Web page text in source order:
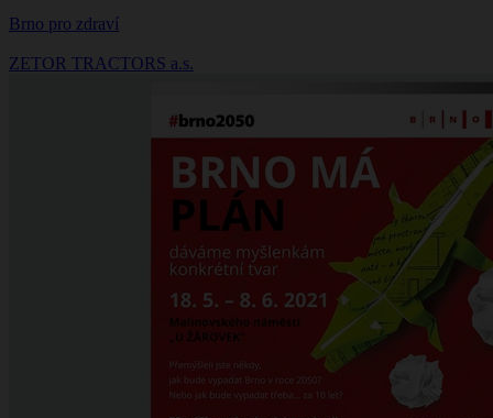
Brno pro zdraví
ZETOR TRACTORS a.s.